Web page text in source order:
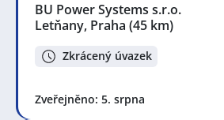
BU Power Systems s.r.o.
Letňany, Praha (45 km)
Zkrácený úvazek
Zveřejněno: 5. srpna